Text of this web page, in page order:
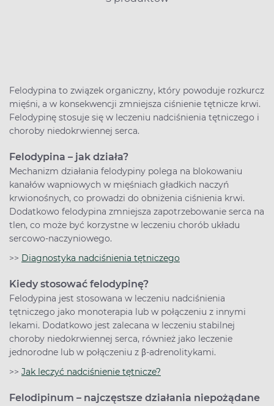
Felodypina to związek organiczny, który powoduje rozkurcz
mięśni, a w konsekwencji zmniejsza ciśnienie tętnicze krwi.
Felodypinę stosuje się w leczeniu nadciśnienia tętniczego i
choroby niedokrwiennej serca.
Felodypina – jak działa?
Mechanizm działania felodypiny polega na blokowaniu
kanałów wapniowych w mięśniach gładkich naczyń
krwionośnych, co prowadzi do obniżenia ciśnienia krwi.
Dodatkowo felodypina zmniejsza zapotrzebowanie serca na
tlen, co może być korzystne w leczeniu chorób układu
sercowo-naczyniowego.
>> Diagnostyka nadciśnienia tętniczego
Kiedy stosować felodypinę?
Felodypina jest stosowana w leczeniu nadciśnienia
tętniczego jako monoterapia lub w połączeniu z innymi
lekami. Dodatkowo jest zalecana w leczeniu stabilnej
choroby niedokrwiennej serca, również jako leczenie
jednorodne lub w połączeniu z β-adrenolitykami.
>> Jak leczyć nadciśnienie tętnicze?
Felodipinum – najczęstsze działania niepożądane